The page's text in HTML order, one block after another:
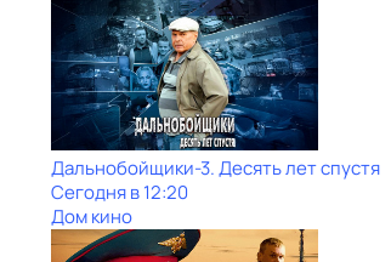
Дальнобойщики-3. Десять лет спустя
Сегодня в 12:20
Дом кино